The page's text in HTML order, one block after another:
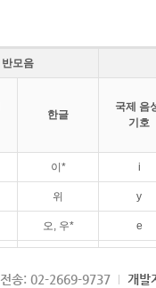
반모음
한글
국제 음
기호
이* i
위 y
오, 우* e
ɛ
전송: 02-2669-9737 개발